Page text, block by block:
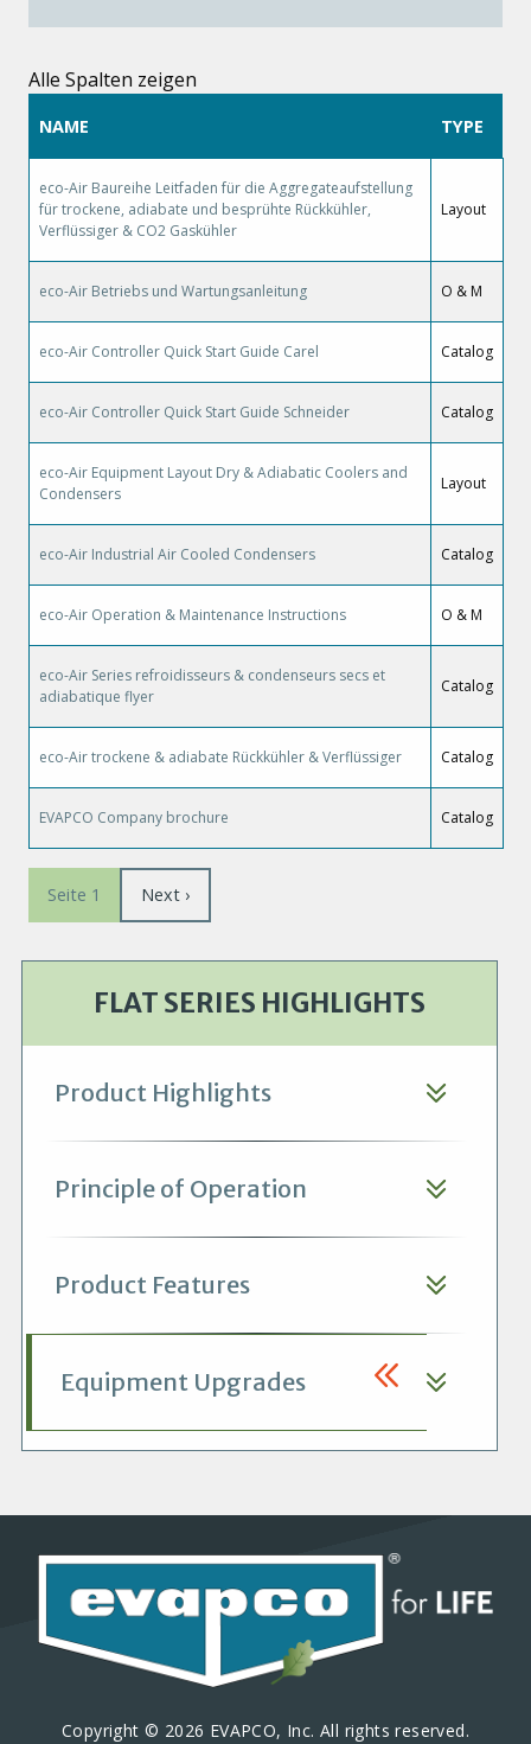
Alle Spalten zeigen
NAME TYPE
eco-Air Baureihe Leitfaden für die Aggregateaufstellung
für trockene, adiabate und besprühte Rückkühler,
Verflüssiger & CO2 Gaskühler
Layout
eco-Air Betriebs und Wartungsanleitung O & M
eco-Air Controller Quick Start Guide Carel Catalog
eco-Air Controller Quick Start Guide Schneider Catalog
eco-Air Equipment Layout Dry & Adiabatic Coolers and
Condensers
Layout
eco-Air Industrial Air Cooled Condensers Catalog
eco-Air Operation & Maintenance Instructions O & M
eco-Air Series refroidisseurs & condenseurs secs et
adiabatique flyer
Catalog
eco-Air trockene & adiabate Rückkühler & Verflüssiger Catalog
EVAPCO Company brochure Catalog
Seite 1 Nächste
Next ›
FLAT SERIES HIGHLIGHTS
Product Highlights
Principle of Operation
Product Features
Equipment Upgrades
Copyright © 2026 EVAPCO, Inc. All rights reserved.